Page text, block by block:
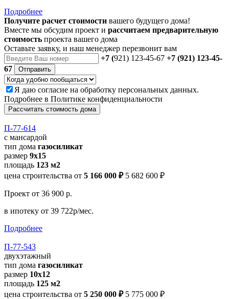
Подробнее
Получите расчет стоимости вашего будущего дома!
Вместе мы обсудим проект и рассчитаем предварительную
стоимость проекта вашего дома
Оставьте заявку, и наш менеджер перезвонит вам
+7 (921) 123-45-67 +7 (921) 123-45-
67
Отправить
Я даю согласие на обработку персональных данных.
Подробнее в Политике конфиденциальности
Рассчитать стоимость дома
П-77-614
с мансардой
тип дома газосиликат
размер 9x15
площадь 123 м2
цена строительства от 5 166 000 ₽ 5 682 600 ₽
Проект от 36 900 р.
в ипотеку от 39 722р/мес.
Подробнее
П-77-543
двухэтажный
тип дома газосиликат
размер 10х12
площадь 125 м2
цена строительства от 5 250 000 ₽ 5 775 000 ₽